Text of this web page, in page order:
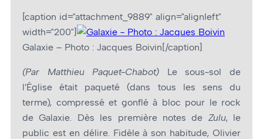
[caption id="attachment_9889" align="alignleft"
width="200"]
Galaxie – Photo : Jacques Boivin[/caption]
(Par Matthieu Paquet-Chabot) Le sous-sol de
l’Église était paqueté (dans tous les sens du
terme), compressé et gonflé à bloc pour le rock
de Galaxie. Dès les première notes de Zulu, le
public est en délire. Fidèle à son habitude, Olivier